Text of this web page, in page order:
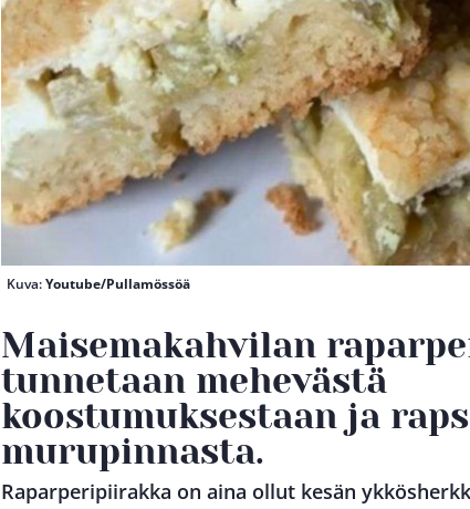
Kuva:Youtube/Pullamössöä
Maisemakahvilan
tunnetaan mehevästä
koostumuksestaan ja
murupinnasta.
Raparperipiirakka on aina ollut kesän